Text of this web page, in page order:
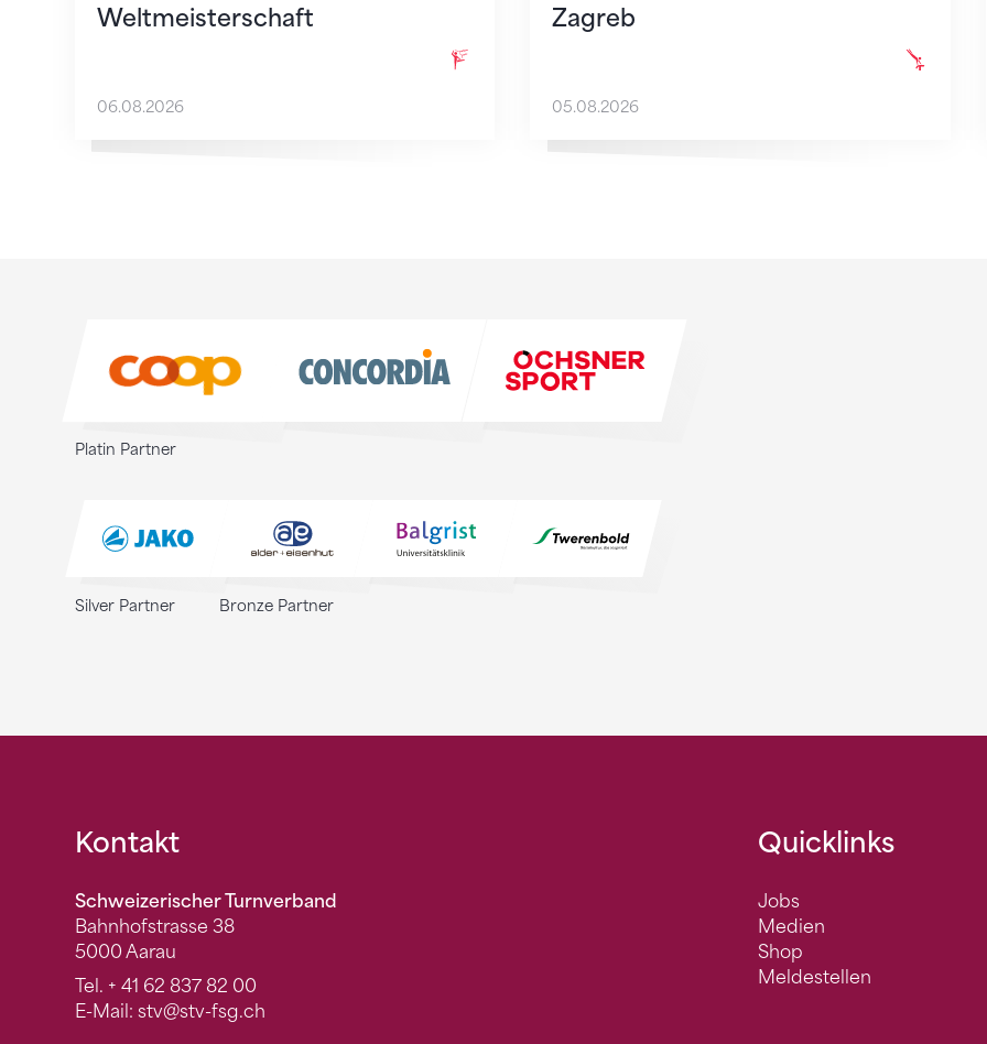
Weltmeisterschaft
06.08.2026
Zagreb
05.08.2026
Platin Partner
Silver Partner Bronze Partner
Fusszeile
Kontakt
Schweizerischer Turnverband
Bahnhofstrasse 38
5000 Aarau
Tel. + 41 62 837 82 00
E-Mail: stv@stv-fsg.ch
Quicklinks
Jobs
Medien
Shop
Meldestellen